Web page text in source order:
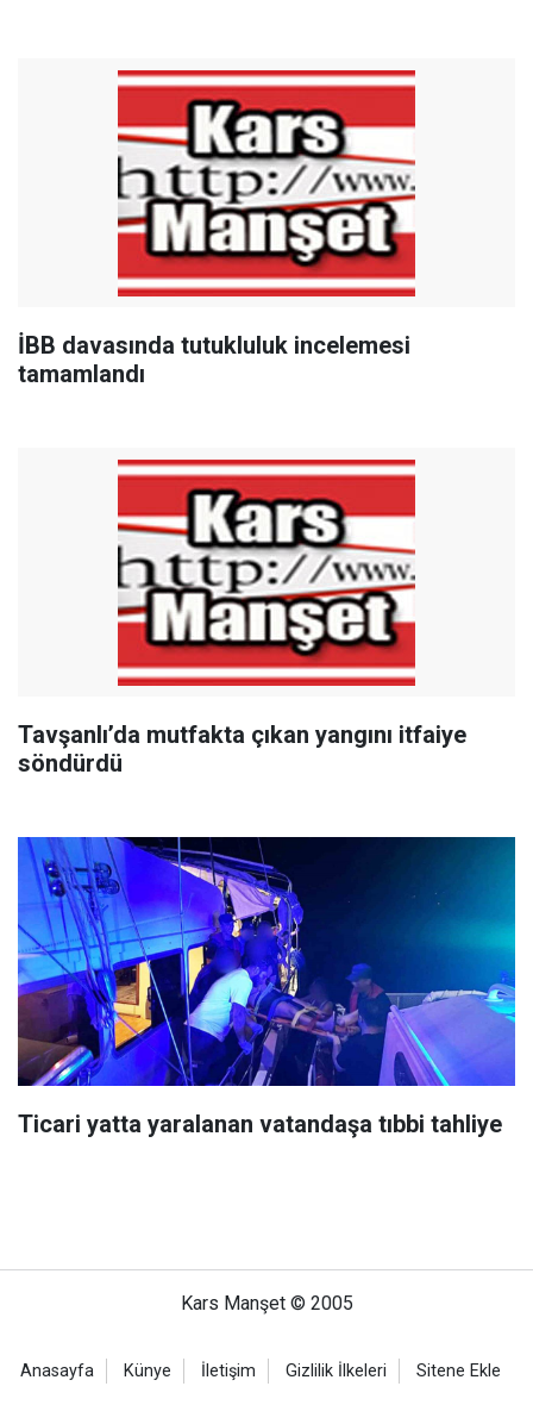
İBB davasında tutukluluk incelemesi
tamamlandı
Tavşanlı’da mutfakta çıkan yangını itfaiye
söndürdü
Ticari yatta yaralanan vatandaşa tıbbi tahliye
Kars Manşet © 2005
Anasayfa Künye İletişim Gizlilik İlkeleri Sitene Ekle